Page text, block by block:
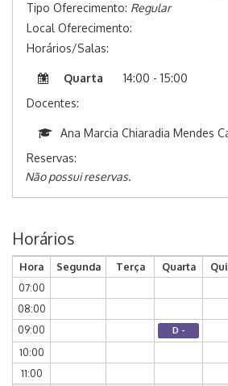
Tipo Oferecimento: Regular
Local Oferecimento:
Horários/Salas:
Quarta
14:00 - 15:00
Docentes:
Ana Marcia Chiaradia Mendes
Reservas:
Não possui reservas.
Horários
Hora Segunda Terça Quarta
07:00
08:00
09:00
D -
10:00
11:00